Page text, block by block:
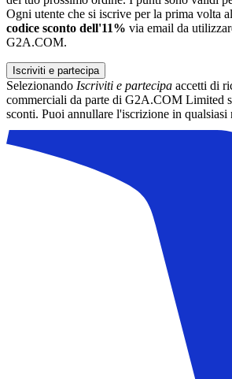
Ogni utente che si iscrive per la prima volta
codice sconto dell'11% via email da
G2A.COM.
Iscriviti e partecipa
Selezionando Iscriviti e partecipa accetti di
commerciali da parte di G2A.COM Limited
sconti. Puoi annullare l'iscrizione in qualsiasi